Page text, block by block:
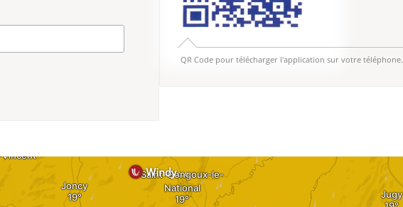
QR Code pour télécharger l'application sur votre téléphone.